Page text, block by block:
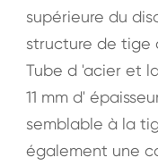
supérieure du
structure de tige
Tube d 'acier et
11 mm d'
semblable à la
également une